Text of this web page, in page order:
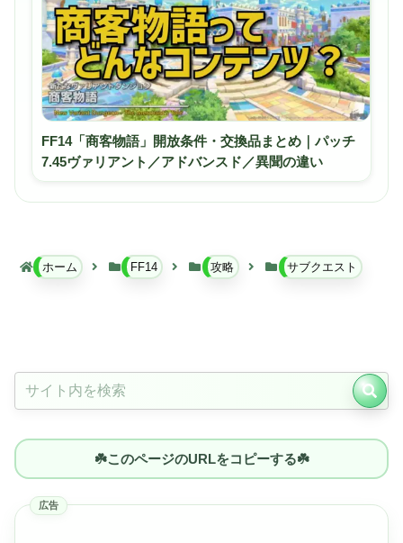
FF14「商客物語」開放条件・交換品まとめ｜パッチ
7.45ヴァリアント／アドバンスド／異聞の違い
ホーム FF14 攻略 サブクエスト
☘️このページのURLをコピーする☘️
広告